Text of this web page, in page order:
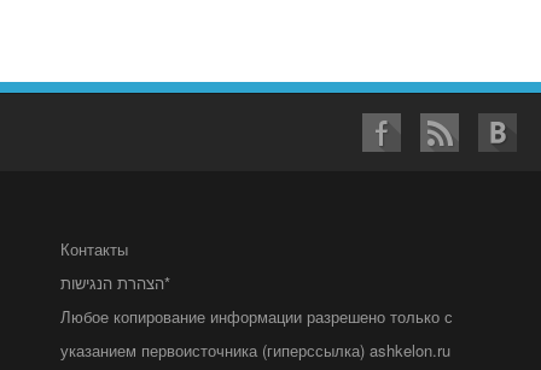
Контакты
הצהרת הנגישות*
Любое копирование информации разрешено только с
указанием первоисточника (гиперссылка) ashkelon.ru